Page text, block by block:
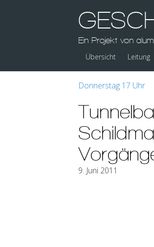
Ein Projekt von
Übersicht Leitung
Donnerstag 17 Uhr
9. Juni 2011